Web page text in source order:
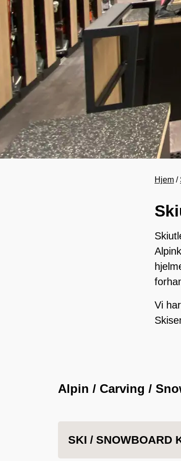
Hjem
Vi har
Alpin / Carving /
SKI / SNOWBOARD